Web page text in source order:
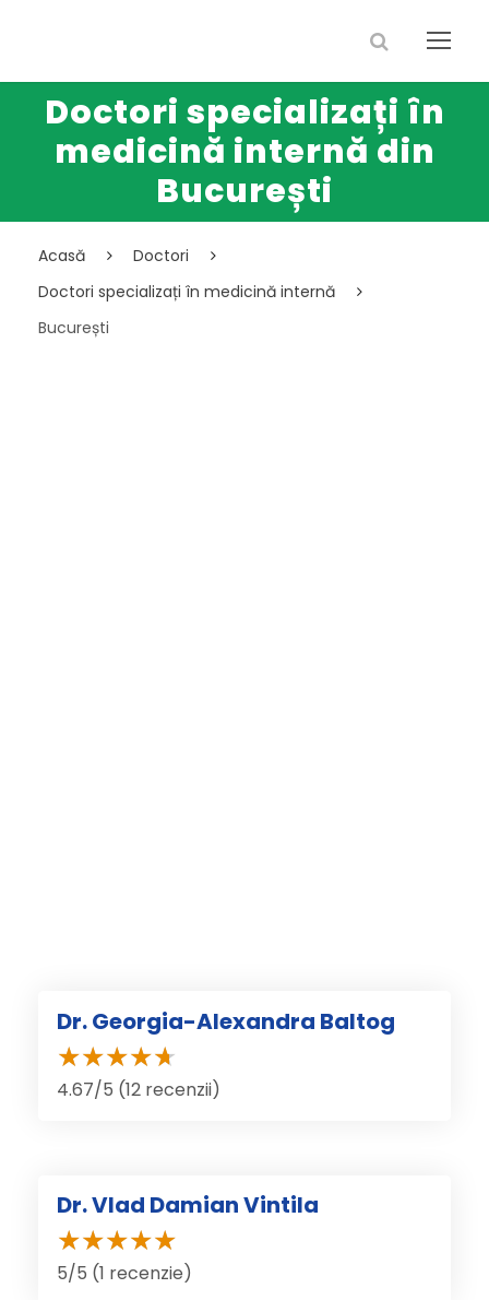
Doctori specializați în
medicină internă din
București
Acasă
Doctori
Doctori specializați în medicină internă
București
Dr. Georgia-Alexandra Baltog
4.67/5 (12 recenzii)
Dr. Vlad Damian Vintila
5/5 (1 recenzie)